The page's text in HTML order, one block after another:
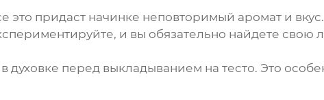
это придаст начинке неповторимый аромат и
и вы обязательно найдете свою
перед выкладыванием на тесто. Это